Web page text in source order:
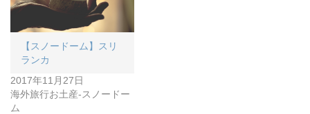
【スノードーム】スリ
ランカ
2017年11月27日
海外旅行お土産-スノードー
ム